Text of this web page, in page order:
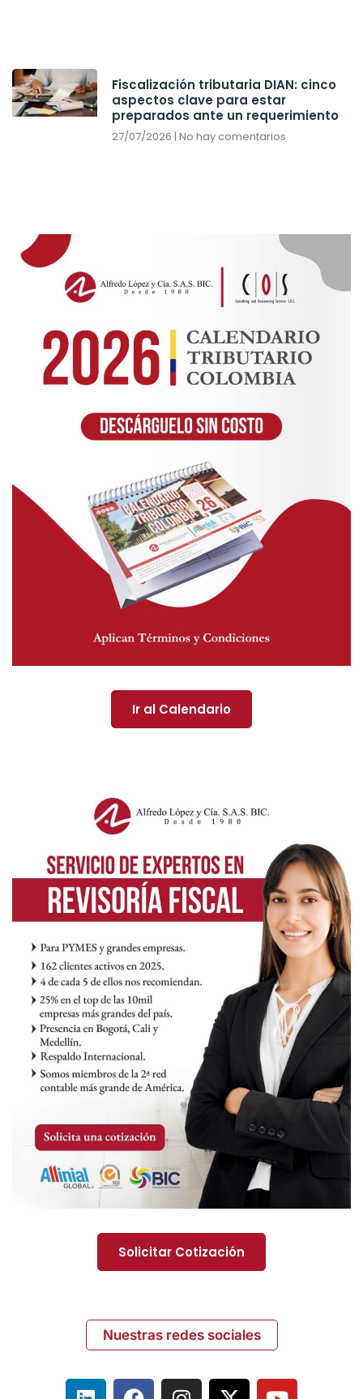
Fiscalización tributaria DIAN: cinco
aspectos clave para estar
preparados ante un requerimiento
27/07/2026 No hay comentarios
Ir al Calendario
Solicitar Cotización
Nuestras redes sociales